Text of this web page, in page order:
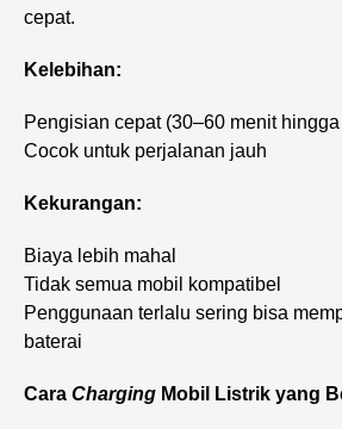
cepat.
Kelebihan:
Pengisian cepat (30–60 menit
Cocok untuk perjalanan jauh
Kekurangan:
Biaya lebih mahal
Tidak semua mobil kompatibel
Penggunaan terlalu sering bisa
baterai
Cara Charging Mobil Listrik yang